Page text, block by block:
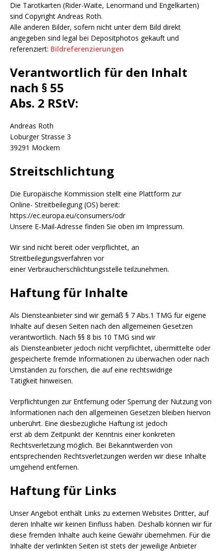
Die Tarotkarten (Rider-Waite, Lenormand und Engelkarten)
sind Copyright Andreas Roth.
Alle anderen Bilder, sofern nicht unter dem Bild direkt
angegeben sind legal bei Depositphotos gekauft und
referenziert: Bildreferenzierungen
Verantwortlich für den Inhalt
nach § 55
Abs. 2 RStV:
Andreas Roth
Loburger Strasse 3
39291 Möckern
Streitschlichtung
Die Europäische Kommission stellt eine Plattform zur
Online- Streitbeilegung (OS) bereit:
https://ec.europa.eu/consumers/odr
Unsere E-Mail-Adresse finden Sie oben im Impressum.
Wir sind nicht bereit oder verpflichtet, an
Streitbeilegungsverfahren vor
einer Verbraucherschlichtungsstelle teilzunehmen.
Haftung für Inhalte
Als Diensteanbieter sind wir gemäß § 7 Abs.1 TMG für eigene
Inhalte auf diesen Seiten nach den allgemeinen Gesetzen
verantwortlich. Nach §§ 8 bis 10 TMG sind wir
als Diensteanbieter jedoch nicht verpflichtet, übermittelte oder
gespeicherte fremde Informationen zu überwachen oder nach
Umständen zu forschen, die auf eine rechtswidrige
Tätigkeit hinweisen.
Verpflichtungen zur Entfernung oder Sperrung der Nutzung von
Informationen nach den allgemeinen Gesetzen bleiben hiervon
unberührt. Eine diesbezügliche Haftung ist jedoch
erst ab dem Zeitpunkt der Kenntnis einer konkreten
Rechtsverletzung möglich. Bei Bekanntwerden von
entsprechenden Rechtsverletzungen werden wir diese Inhalte
umgehend entfernen.
Haftung für Links
Unser Angebot enthält Links zu externen Websites Dritter, auf
deren Inhalte wir keinen Einfluss haben. Deshalb können wir für
diese fremden Inhalte auch keine Gewähr übernehmen. Für die
Inhalte der verlinkten Seiten ist stets der jeweilige Anbieter